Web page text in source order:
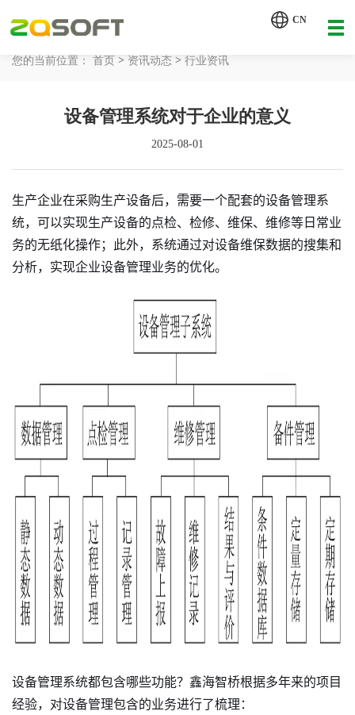
CN
解决方案
客户案例
资讯动态
您的当前位置： 首页 > 资讯动态 > 行业资讯
设备管理系统对于企业的意义
2025-08-01
生产企业在采购生产设备后，需要一个配套的设备管理系
统，可以实现生产设备的点检、检修、维保、维修等日常业
务的无纸化操作；此外，系统通过对设备维保数据的搜集和
分析，实现企业设备管理业务的优化。
设备管理系统都包含哪些功能？鑫海智桥根据多年来的项目
经验，对设备管理包含的业务进行了梳理：
【AI 智能体重塑企业运营管理.pdf】
详情致电 400-107-7178